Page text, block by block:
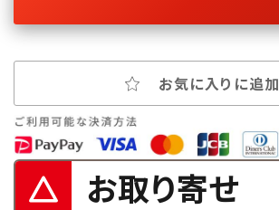
お気に入りに追加
お取り寄せ